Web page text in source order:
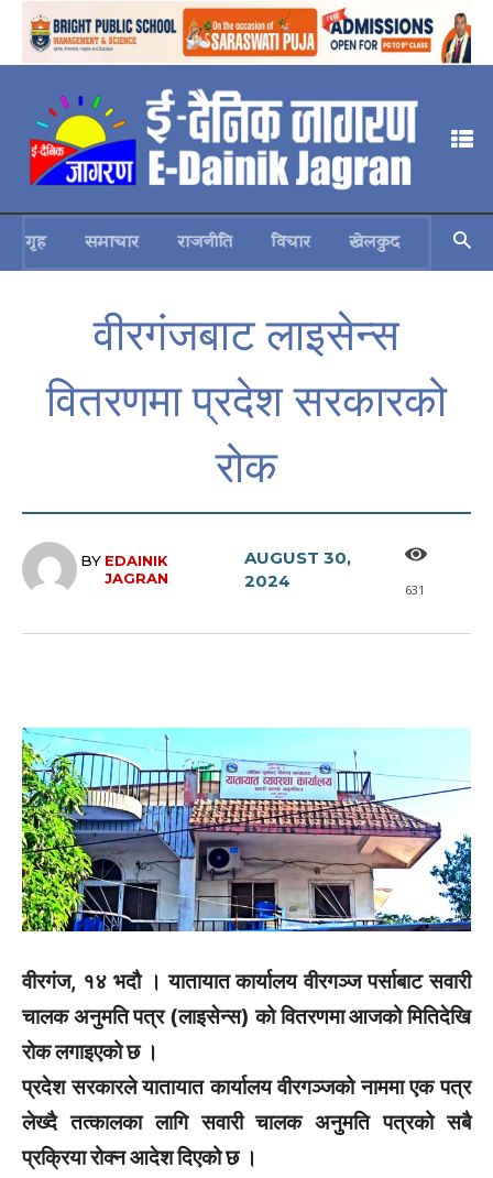
गृह समाचार राजनीति विचार खेलकुद स्वास्थ्य
वीरगंजबाट लाइसेन्स
वितरणमा प्रदेश सरकारको
रोक
BY EDAINIK
JAGRAN
AUGUST 30,
2024
631
वीरगंज, १४ भदौ । यातायात कार्यालय वीरगञ्ज पर्साबाट सवारी
चालक अनुमति पत्र (लाइसेन्स) को वितरणमा आजको मितिदेखि
रोक लगाइएको छ ।
प्रदेश सरकारले यातायात कार्यालय वीरगञ्जको नाममा एक पत्र
लेख्दै तत्कालका लागि सवारी चालक अनुमति पत्रको सबै
प्रक्रिया रोक्न आदेश दिएको छ ।